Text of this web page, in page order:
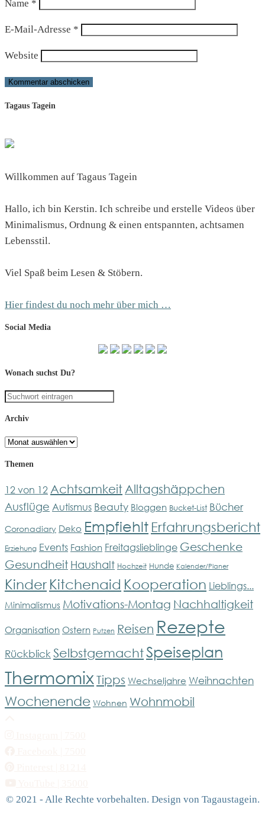
Name *
E-Mail-Adresse *
Website
Tagaus Tagein
Willkommen auf Tagaus Tagein
Hallo, ich bin Kerstin. Ich schreibe und erstelle Videos über
Minimalismus, Ordnung & einen entspannten, achtsamen
Lebensstil.
Viel Spaß beim Lesen & Stöbern.
Hier findest du noch mehr über mich …
Social Media
Wonach suchst Du?
Archiv
Archiv
Themen
12 von 12 Achtsamkeit Alltagshäppchen
Ausflüge Autismus Beauty Bloggen Bucket-List Bücher
Coronadiary Deko Empfiehlt Erfahrungsbericht
Erziehung Events Fashion Freitagslieblinge Geschenke
Gesundheit Haushalt Hochzeit Hunde Kalender/Planer
Kinder Kitchenaid Kooperation Lieblings...
Minimalismus Motivations-Montag Nachhaltigkeit
Organisation Ostern Putzen Reisen Rezepte
Rückblick SelbstgemachtSpeiseplan
Thermomix Tipps Wechseljahre Weihnachten
Wochenende Wohnen Wohnmobil
© 2021 - Alle Rechte vorbehalten. Design von Tagaustagein.